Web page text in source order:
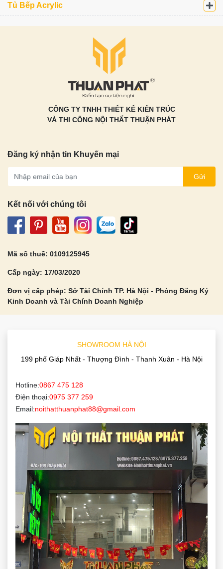
Tủ Bếp Acrylic
CÔNG TY TNHH THIẾT KẾ KIẾN TRÚC
VÀ THI CÔNG NỘI THẤT THUẬN PHÁT
Đăng ký nhận tin Khuyến mại
Gửi
Kết nối với chúng tôi
Mã số thuế: 0109125945
Cấp ngày: 17/03/2020
Đơn vị cấp phép: Sở Tài Chính TP. Hà Nội - Phòng Đăng Ký
Kinh Doanh và Tài Chính Doanh Nghiệp
SHOWROOM HÀ NỘI
199 phố Giáp Nhất - Thượng Đình - Thanh Xuân - Hà Nội
Hotline:0867 475 128
Điện thoại:0975 377 259
Email:noithatthuanphat88@gmail.com